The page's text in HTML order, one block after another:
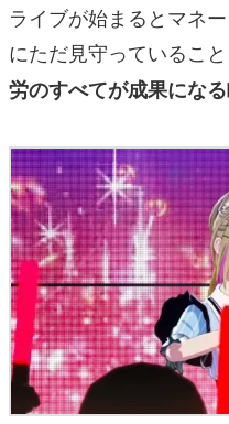
ライブが始まるとマネ
にただ見守っていること
労のすべてが成果にな